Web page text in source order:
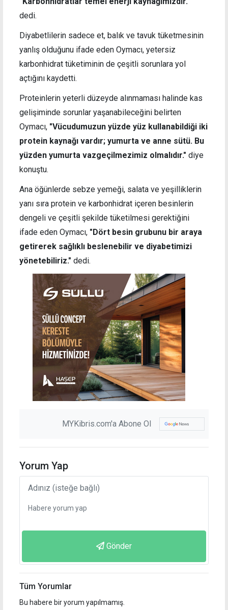
dedi.
Diyabetlilerin sadece et, balık ve tavuk tüketmesinin
yanlış olduğunu ifade eden Oymacı, yetersiz
karbonhidrat tüketiminin de çeşitli sorunlara yol
açtığını kaydetti.
Proteinlerin yeterli düzeyde alınmaması halinde kas
gelişiminde sorunlar yaşanabileceğini belirten
Oymacı, "Vücudumuzun yüzde yüz kullanabildiği iki
protein kaynağı vardır; yumurta ve anne sütü. Bu
yüzden yumurta vazgeçilmezimiz olmalıdır." diye
konuştu.
Ana öğünlerde sebze yemeği, salata ve yeşilliklerin
yanı sıra protein ve karbonhidrat içeren besinlerin
dengeli ve çeşitli şekilde tüketilmesi gerektiğini
ifade eden Oymacı, "Dört besin grubunu bir araya
getirerek sağlıklı beslenebilir ve diyabetimizi
yönetebiliriz." dedi.
MYKibris.com'a Abone Ol
Yorum Yap
Gönder
Tüm Yorumlar
Bu habere bir yorum yapılmamış.